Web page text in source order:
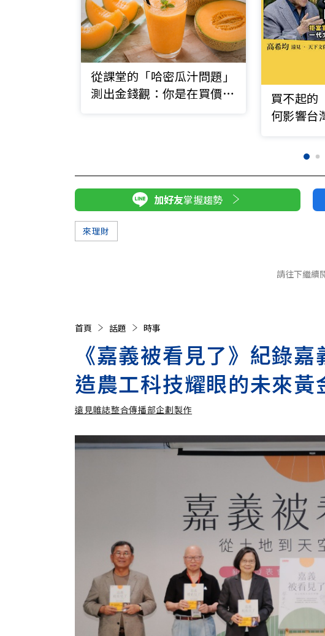
從課堂的「哈密瓜汁問題」
測出金錢觀：你是在買價值
買不起的
何影響台
加好友掌握趨勢
來理財
請往下繼續
首頁 話題 時事
《嘉義被看見了》紀錄
造農工科技耀眼的未來黃
遠見雜誌整合傳播部企劃製作
遠見雜誌整合傳播部企劃製作 加入追蹤